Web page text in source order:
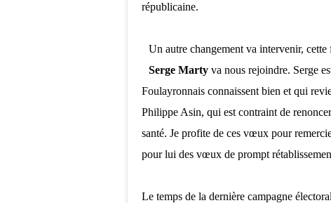
républicaine.
Un autre changement va intervenir,
Serge Marty va nous rejoindre. Serge
Foulayronnais connaissent bien et qui
Philippe Asin, qui est contraint de
santé. Je profite de ces vœux pour
pour lui des vœux de prompt
Le temps de la dernière campagne